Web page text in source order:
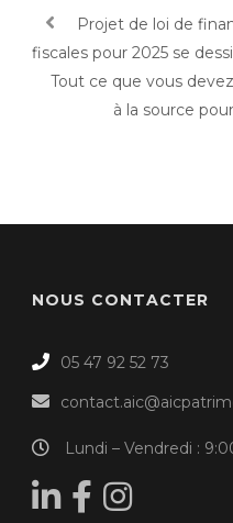
Projet de loi de
fiscales pour 2025 se
Tout ce que vous
à la source
NOUS CONTACTER
05 47 92 52 73
Lundi – Vendredi :